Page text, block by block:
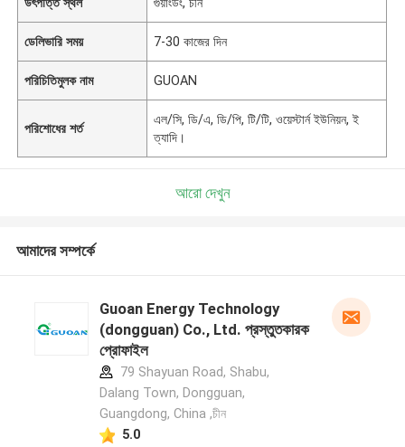
ডেলিভারি সময় 7-30 কাজের দিন
পরিচিতিমুলক নাম GUOAN
পরিশোধের শর্ত
এল/সি, ডি/এ, ডি/পি, টি/টি, ওয়েস্টার্ন ইউনিয়ন, ই
ত্যাদি।
আরো দেখুন
আমাদের সম্পর্কে
Guoan Energy Technology
(dongguan) Co., Ltd. প্রস্তুতকারক
প্রোফাইল
79 Shayuan Road, Shabu,
Dalang Town, Dongguan,
Guangdong, China ,চীন
5.0